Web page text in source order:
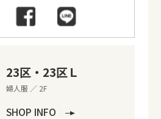
23区・23区Ｌ
婦人服 ／ 2F
SHOP INFO